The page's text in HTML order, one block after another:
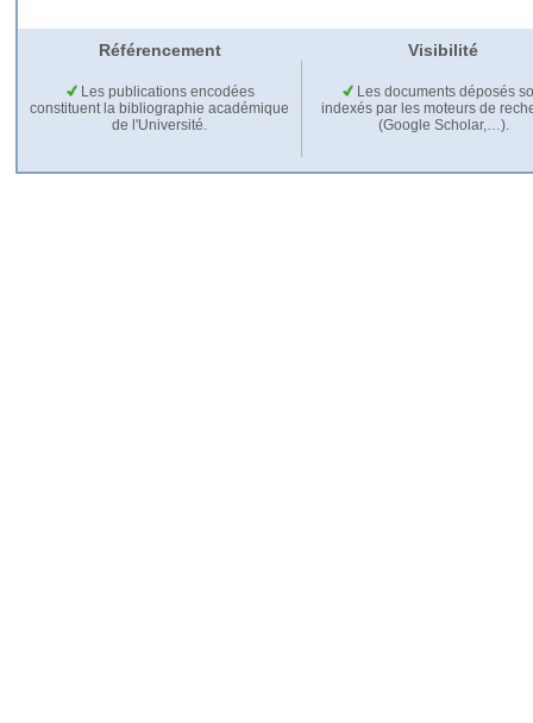
Référencement Visibilité
Les publications encodées
constituent la bibliographie académique
de l'Université.
Les documents déposés
indexés par les moteurs de
(Google Scholar,…).